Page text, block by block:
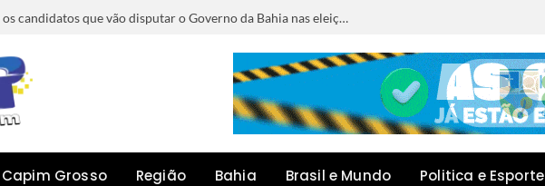
Conheça os candidatos que vão disputar o Governo da Bahia nas eleições de 2026
Capim Grosso Região Bahia Brasil e Mundo Politica e Esporte